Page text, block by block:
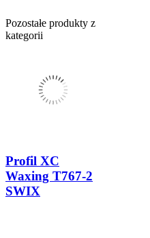
Pozostałe produkty z
kategorii
Profil XC
Waxing T767-2
SWIX